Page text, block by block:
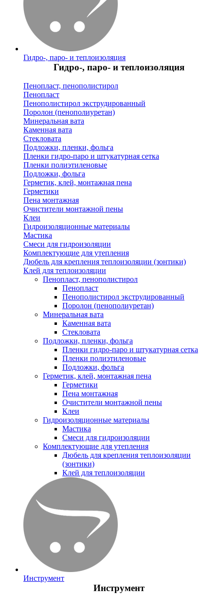
Гидро-, паро- и теплоизоляция
Гидро-, паро- и теплоизоляция
Пенопласт, пенополистирол
Пенопласт
Пенополистирол экструдированный
Поролон (пенополиуретан)
Минеральная вата
Каменная вата
Стекловата
Подложки, пленки, фольга
Пленки гидро-паро и штукатурная сетка
Пленки полиэтиленовые
Подложки, фольга
Герметик, клей, монтажная пена
Герметики
Пена монтажная
Очистители монтажной пены
Клеи
Гидроизоляционные материалы
Мастика
Смеси для гидроизоляции
Комплектующие для утепления
Дюбель для крепления теплоизоляции (зонтики)
Клей для теплоизоляции
Пенопласт, пенополистирол
Пенопласт
Пенополистирол экструдированный
Поролон (пенополиуретан)
Минеральная вата
Каменная вата
Стекловата
Подложки, пленки, фольга
Пленки гидро-паро и штукатурная сетка
Пленки полиэтиленовые
Подложки, фольга
Герметик, клей, монтажная пена
Герметики
Пена монтажная
Очистители монтажной пены
Клеи
Гидроизоляционные материалы
Мастика
Смеси для гидроизоляции
Комплектующие для утепления
Дюбель для крепления теплоизоляции
(зонтики)
Клей для теплоизоляции
Инструмент
Инструмент